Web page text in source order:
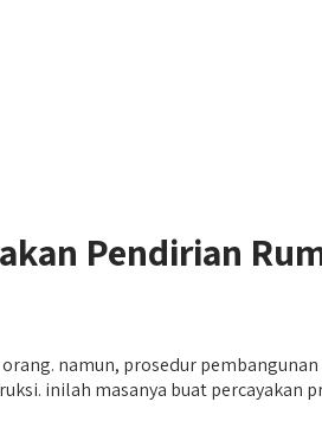
Pendirian
namun, prosedur
inilah masanya buat